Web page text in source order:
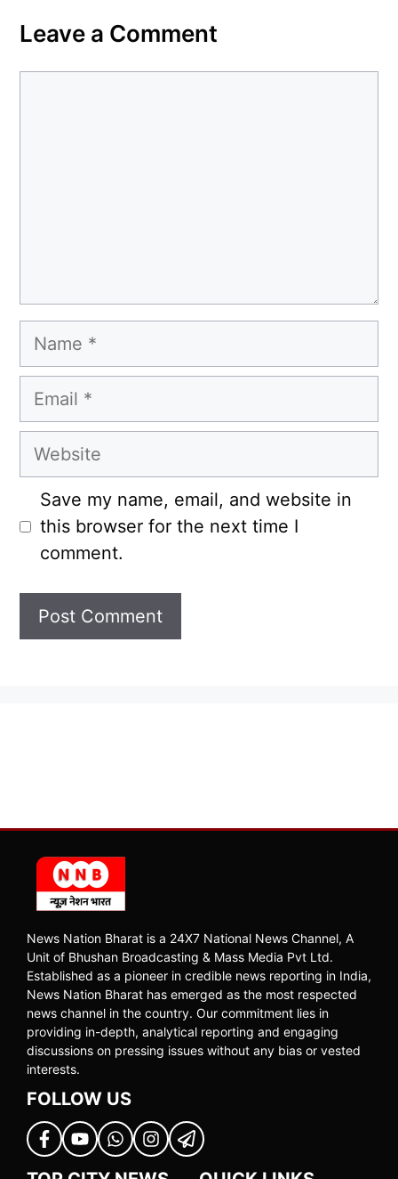
Leave a Comment
Name
Email
Website
Save my name, email, and website in
this browser for the next time I
comment.
News Nation Bharat is a 24X7 National News Channel, A
Unit of Bhushan Broadcasting & Mass Media Pvt Ltd.
Established as a pioneer in credible news reporting in India,
News Nation Bharat has emerged as the most respected
news channel in the country. Our commitment lies in
providing in-depth, analytical reporting and engaging
discussions on pressing issues without any bias or vested
interests.
FOLLOW US